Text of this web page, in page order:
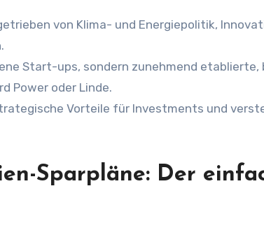
von Klima- und Energiepolitik,
Start-ups, sondern zunehmend
Power oder Linde.
Vorteile für Investments und
Sparpläne: Der